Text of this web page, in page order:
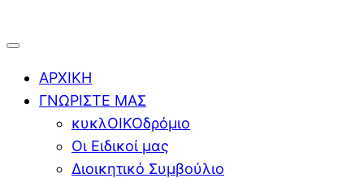
ΑΡΧΙΚΗ
ΓΝΩΡΙΣΤΕ ΜΑΣ
κυκλΟΙΚΟδρόμιο
Οι Ειδικοί μας
Διοικητικό Συμβούλιο